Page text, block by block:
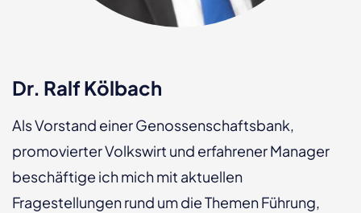
Dr. Ralf Kölbach
Als Vorstand einer Genossenschaftsbank,
promovierter Volkswirt und erfahrener Manager
beschäftige ich mich mit aktuellen
Fragestellungen rund um die Themen Führung,